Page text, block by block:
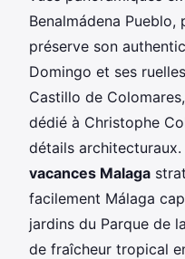
Benalmádena Pueblo,
préserve son
Domingo et ses
Castillo de
dédié à Christophe
détails
vacances Malaga
facilement Málaga
jardins du Parque de
de fraîcheur tropical